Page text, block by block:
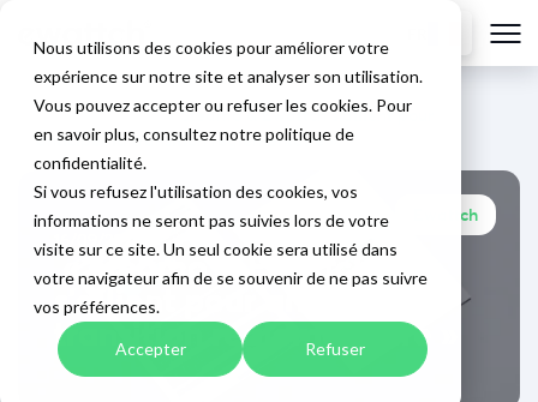
Nous utilisons des cookies pour améliorer votre
expérience sur notre site et analyser son utilisation.
Vous pouvez accepter ou refuser les cookies. Pour
en savoir plus, consultez notre politique de
confidentialité.
Si vous refusez l'utilisation des cookies, vos
informations ne seront pas suivies lors de votre
visite sur ce site. Un seul cookie sera utilisé dans
votre navigateur afin de se souvenir de ne pas suivre
vos préférences.
Accepter Refuser
Accueil>Blog>« Steamo & Ewattch s’allient pour
anticiper la transition réglementaire »
Ewattch
16/09/2025
« Steamo & Ewattch
s’allient pour anticiper la
transition réglementaire »